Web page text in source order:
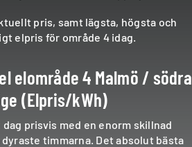
pris, samt lägsta, högsta och
elpris för område 4 idag.
elområde 4 Malmö / södra
(Elpris/kWh)
prisvis med en enorm skillnad
timmarna. Det absolut bästa